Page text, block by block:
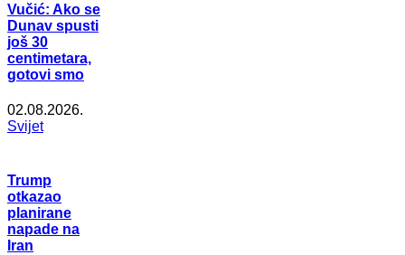
Vučić: Ako se
Dunav spusti
još 30
centimetara,
gotovi smo
02.08.2026.
Svijet
Trump
otkazao
planirane
napade na
Iran